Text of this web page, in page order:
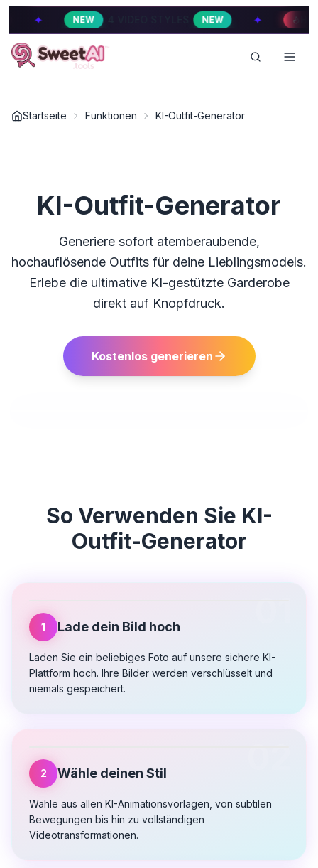
4 VIDEO STYLES ✦ HOT 4 VIDEO
Startseite Funktionen KI-Outfit-Generator
KI-Outfit-Generator
Generiere sofort atemberaubende,
hochauflösende Outfits für deine Lieblingsmodels.
Erlebe die ultimative KI-gestützte Garderobe
direkt auf Knopfdruck.
Kostenlos generieren
So Verwenden Sie KI-
Outfit-Generator
1 Lade dein Bild hoch
Laden Sie ein beliebiges Foto auf unsere sichere KI-
Plattform hoch. Ihre Bilder werden verschlüsselt und
niemals gespeichert.
2 Wähle deinen Stil
Wähle aus allen KI-Animationsvorlagen, von subtilen
Bewegungen bis hin zu vollständigen
Videotransformationen.